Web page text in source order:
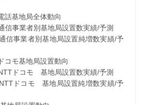
基地局全体動向
者別基地局設置数実績/予測
業者別基地局設置純増数実績/予
モ基地局設置動向
コモ 基地局設置数実績/予測
コモ 基地局設置純増数実績/予